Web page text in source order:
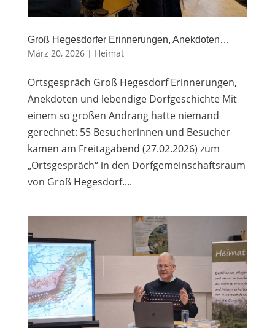
Groß Hegesdorfer Erinnerungen, Anekdoten…
März 20, 2026| Heimat
Ortsgespräch Groß Hegesdorf Erinnerungen,
Anekdoten und lebendige Dorfgeschichte Mit
einem so großen Andrang hatte niemand
gerechnet: 55 Besucherinnen und Besucher
kamen am Freitagabend (27.02.2026) zum
„Ortsgespräch“ in den Dorfgemeinschaftsraum
von Groß Hegesdorf....